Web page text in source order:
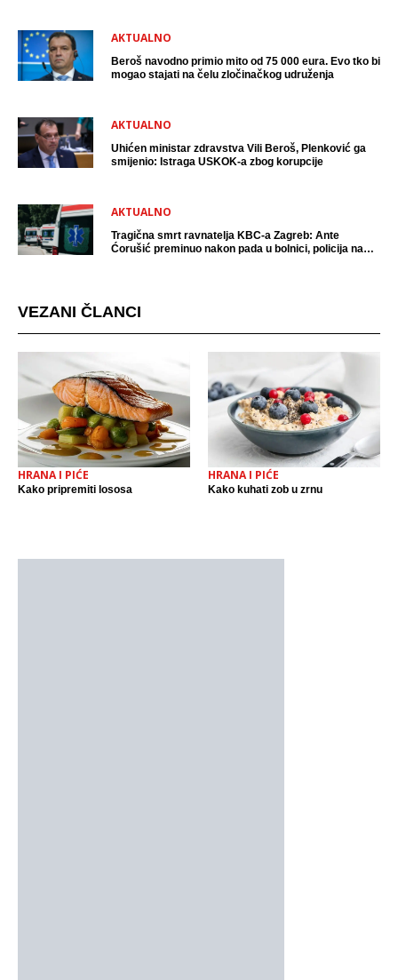
AKTUALNO
Beroš navodno primio mito od 75 000 eura. Evo tko bi
mogao stajati na čelu zločinačkog udruženja
AKTUALNO
Uhićen ministar zdravstva Vili Beroš, Plenković ga
smijenio: Istraga USKOK-a zbog korupcije
AKTUALNO
Tragična smrt ravnatelja KBC-a Zagreb: Ante
Ćorušić preminuo nakon pada u bolnici, policija na
VEZANI ČLANCI
HRANA I PIĆE
Kako pripremiti lososa
HRANA I PIĆE
Kako kuhati zob u zrnu